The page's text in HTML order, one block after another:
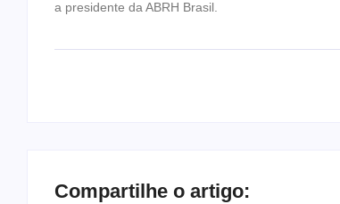
a presidente da ABRH Brasil.
Compartilhe o artigo: